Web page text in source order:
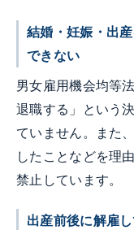
結婚・妊娠・出
できない
男女雇用機会均等
退職する」という
ていません。また
したことなどを理
禁止しています。
出産前後に解雇